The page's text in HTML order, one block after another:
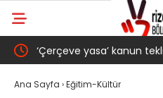
‘Çerçeve yasa’ kanun
Komisyonu’ndan geçti
Ana Sayfa ›Eğitim-Kültür